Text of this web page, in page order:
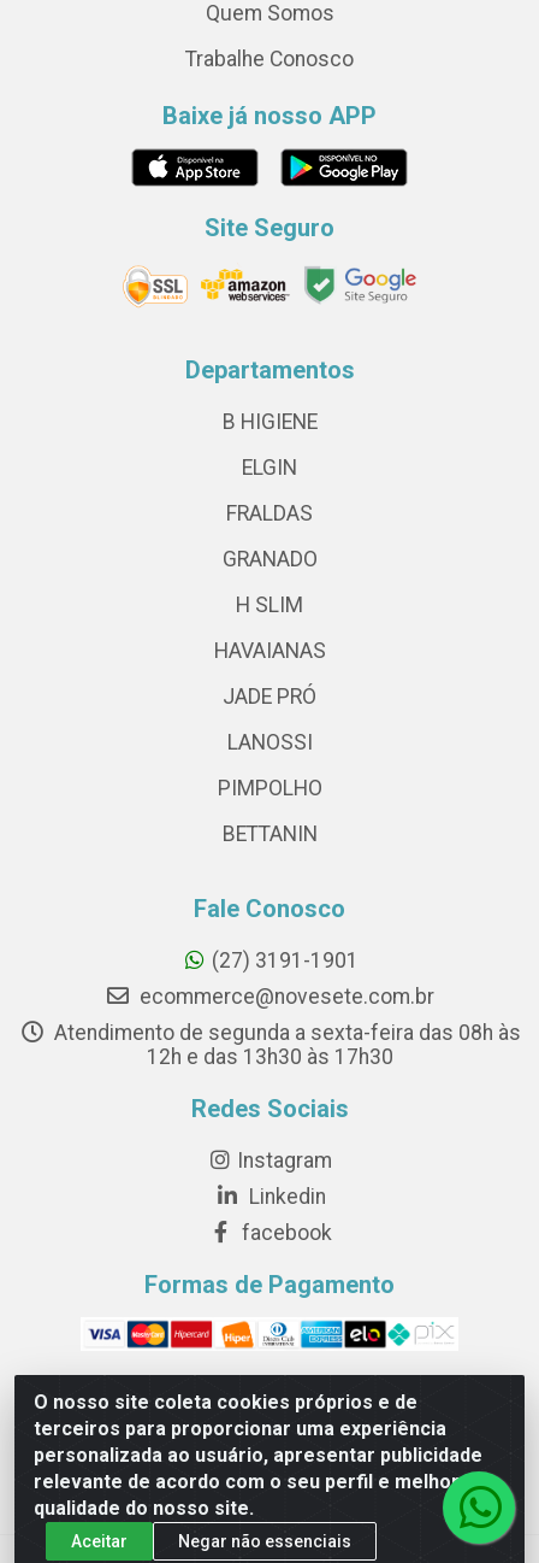
O nosso site coleta cookies próprios e de
terceiros para proporcionar uma experiência
personalizada ao usuário, apresentar publicidade
relevante de acordo com o seu perfil e melhorar a
qualidade do nosso site.
Aceitar Negar não essenciais
Quem Somos
Trabalhe Conosco
Baixe já nosso APP
Site Seguro
Departamentos
B HIGIENE
ELGIN
FRALDAS
GRANADO
H SLIM
HAVAIANAS
JADE PRÓ
LANOSSI
PIMPOLHO
BETTANIN
Fale Conosco
(27) 3191-1901
ecommerce@novesete.com.br
Atendimento de segunda a sexta-feira das 08h às
12h e das 13h30 às 17h30
Redes Sociais
Instagram
Linkedin
facebook
Formas de Pagamento
Novesete Distribuidora LTDA - Avenida Setecentos, S/N,
Terminal Intermodal da Serra, Serra/ES - CEP 29161-414 -
CNPJ 29.479.604/0001-44